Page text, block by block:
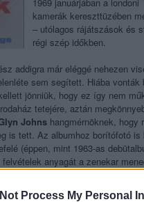
Process My Personal
kamerák kereszttüzében
– utólagos rájátszások és
régi szép időkben.
addigra már eléggé nehezen
sem segített. Hiába
jönniük, hogy ez így nem
tetejére, aztán
Johns hangmérnöknek, hogy
is tett. Az albumhoz borítófotó
(éppen, mint 1963-as
anyagát a zenekar
már velük valamit. ALet It
koporsójában.